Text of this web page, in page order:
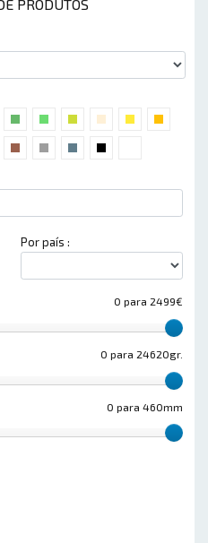
PRODUTOS
Por país :
0 para 2499€
0 para 24620gr.
0 para 460mm